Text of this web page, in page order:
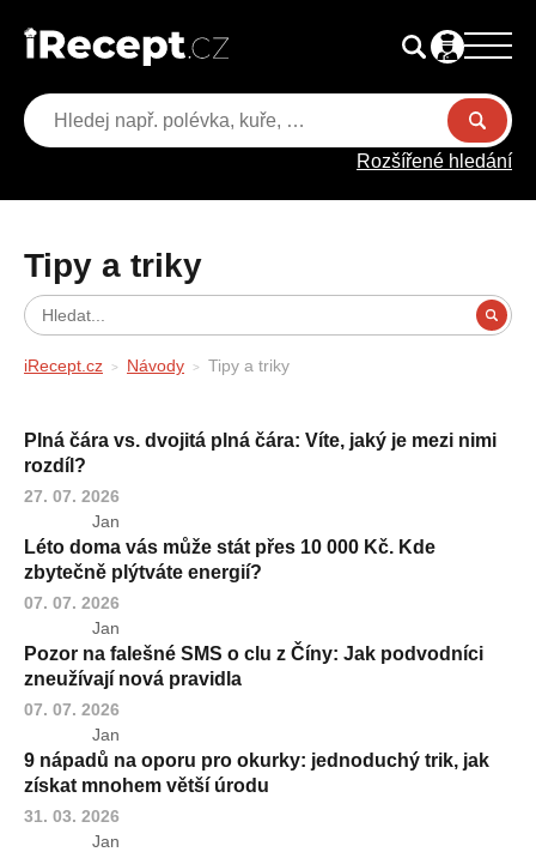
Rozšířené hledání
Tipy a triky
iRecept.cz Návody Tipy a triky
Plná čára vs. dvojitá plná čára: Víte, jaký je mezi nimi
rozdíl?
27. 07. 2026
Jan
Léto doma vás může stát přes 10 000 Kč. Kde
zbytečně plýtváte energií?
07. 07. 2026
Jan
Pozor na falešné SMS o clu z Číny: Jak podvodníci
zneužívají nová pravidla
07. 07. 2026
Jan
9 nápadů na oporu pro okurky: jednoduchý trik, jak
získat mnohem větší úrodu
31. 03. 2026
Jan